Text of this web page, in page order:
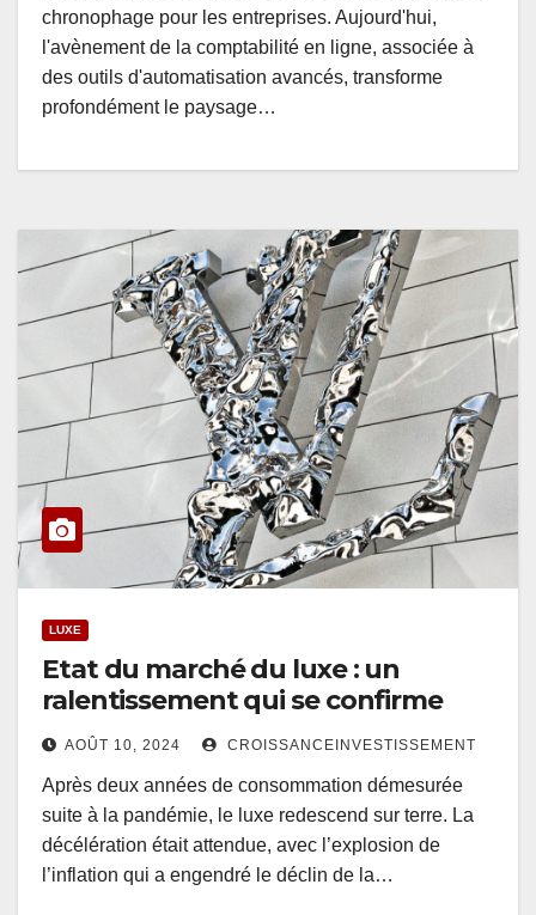
chronophage pour les entreprises. Aujourd'hui,
l'avènement de la comptabilité en ligne, associée à
des outils d'automatisation avancés, transforme
profondément le paysage…
LUXE
Etat du marché du luxe : un
ralentissement qui se confirme
AOÛT 10, 2024 CROISSANCEINVESTISSEMENT
Après deux années de consommation démesurée
suite à la pandémie, le luxe redescend sur terre. La
décélération était attendue, avec l’explosion de
l’inflation qui a engendré le déclin de la…